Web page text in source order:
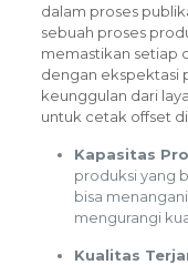
dalam proses
sebuah proses
memastikan setiap
dengan ekspektasi
keunggulan dari
untuk cetak offset
Kapasitas
produksi yang
bisa
mengurangi
Kualitas